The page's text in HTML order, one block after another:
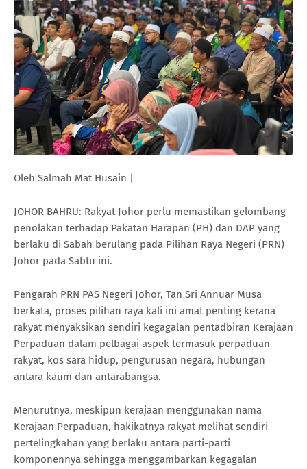
Oleh Salmah Mat Husain |
JOHOR BAHRU: Rakyat Johor perlu memastikan gelombang
penolakan terhadap Pakatan Harapan (PH) dan DAP yang
berlaku di Sabah berulang pada Pilihan Raya Negeri (PRN)
Johor pada Sabtu ini.
Pengarah PRN PAS Negeri Johor, Tan Sri Annuar Musa
berkata, proses pilihan raya kali ini amat penting kerana
rakyat menyaksikan sendiri kegagalan pentadbiran Kerajaan
Perpaduan dalam pelbagai aspek termasuk perpaduan
rakyat, kos sara hidup, pengurusan negara, hubungan
antara kaum dan antarabangsa.
Menurutnya, meskipun kerajaan menggunakan nama
Kerajaan Perpaduan, hakikatnya rakyat melihat sendiri
pertelingkahan yang berlaku antara parti-parti
komponennya sehingga menggambarkan kegagalan